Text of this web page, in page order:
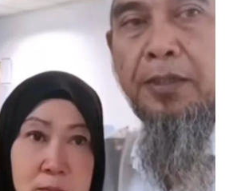
Pulau Pinang
Disyorkan